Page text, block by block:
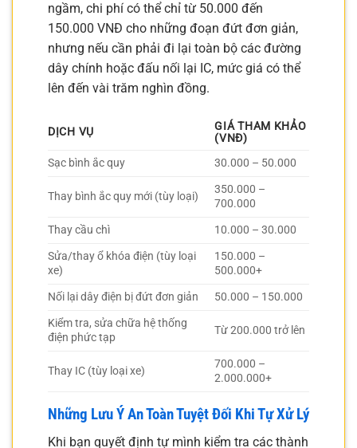
ngầm, chi phí có thể chỉ từ 50.000 đến
150.000 VNĐ cho những đoạn đứt đơn giản,
nhưng nếu cần phải đi lại toàn bộ các đường
dây chính hoặc đấu nối lại IC, mức giá có thể
lên đến vài trăm nghìn đồng.
DỊCH VỤ
GIÁ THAM KHẢO
(VNĐ)
Sạc bình ắc quy
30.000 – 50.000
Thay bình ắc quy mới (tùy loại)
350.000 –
700.000
Thay cầu chì
10.000 – 30.000
Sửa/thay ổ khóa điện (tùy loại
xe)
150.000 –
500.000+
Nối lại dây điện bị đứt đơn giản
50.000 – 150.000
Kiểm tra, sửa chữa hệ thống
điện phức tạp
Từ 200.000 trở lên
Thay IC (tùy loại xe)
700.000 –
2.000.000+
Những Lưu Ý An Toàn Tuyệt Đối Khi Tự Xử Lý
Khi bạn quyết định tự mình kiểm tra các thành